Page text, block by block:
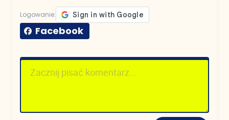
Logowanie:
Facebook